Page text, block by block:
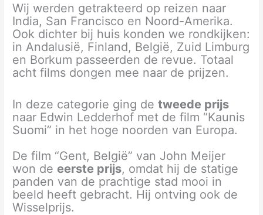
Wij werden getrakteerd op reizen naar
India, San Francisco en Noord-Amerika.
Ook dichter bij huis konden we rondkijken:
in Andalusië, Finland, België, Zuid Limburg
en Borkum passeerden de revue. Totaal
acht films dongen mee naar de prijzen.
In deze categorie ging detweede prijs
naar Edwin Ledderhof met de film “Kaunis
Suomi” in het hoge noorden van Europa.
De film “Gent, België” van John Meijer
won deeerste prijs, omdat hij de statige
panden van de prachtige stad mooi in
beeld heeft gebracht. Hij ontving ook de
Wisselprijs.